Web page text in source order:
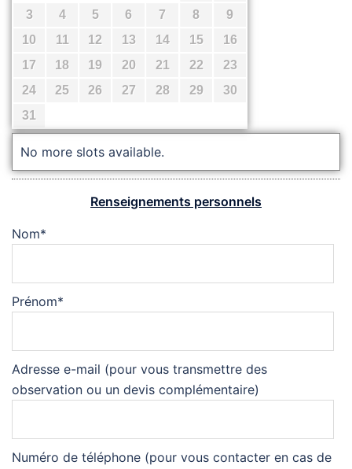
3
4 5 6 7 8
9
10
11 12 13 14 15
16
17
18 19 20 21 22
23
24
25 26 27 28 29
30
31
No more slots available.
Renseignements personnels
Nom*
Prénom*
Adresse e-mail (pour vous transmettre des
observation ou un devis complémentaire)
Numéro de téléphone (pour vous contacter en cas de